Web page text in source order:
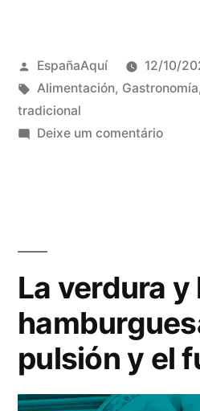
Publicado
por
EspañaAquí 12/10/
Tags:
Alimentación, Gastronomía,
tradicional
Deixe um comentárioem
La verdura y
pulsión y el